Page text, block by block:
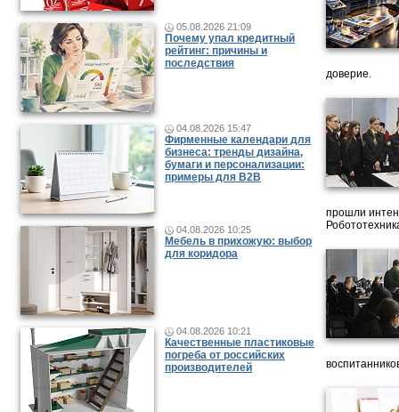
05.08.2026 21:09
Почему упал кредитный
рейтинг: причины и
последствия
04.08.2026 15:47
Фирменные календари для
бизнеса: тренды дизайна,
бумаги и персонализации:
примеры для B2B
04.08.2026 10:25
Мебель в прихожую: выбор
для коридора
04.08.2026 10:21
Качественные пластиковые
погреба от российских
производителей
доверие.
прошли